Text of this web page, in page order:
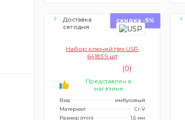
Доставка
сегодня
скидка -5%
Набор ключей Hex USP
64185 9 шт
(0)
Представлен в
магазине
Вид
имбусовый
Материал
Cr-V
Размер (min)
1,5 мм